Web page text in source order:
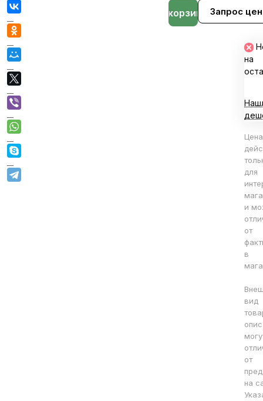
Запрос
В корзине
на
Цена
для
и
от
в
вид
от
на